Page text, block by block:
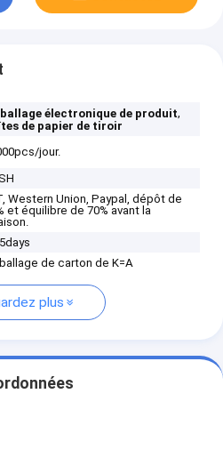
électronique de produit,
de papier de tiroir
jour.
Western Union, Paypal, dépôt de
et équilibre de 70% avant la
de carton de K=A
plus